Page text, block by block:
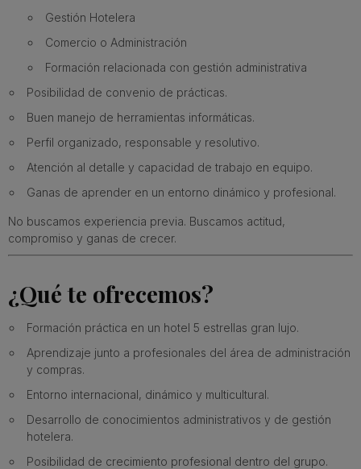
Gestión Hotelera
Comercio o Administración
Formación relacionada con gestión administrativa
Posibilidad de convenio de prácticas.
Buen manejo de herramientas informáticas.
Perfil organizado, responsable y resolutivo.
Atención al detalle y capacidad de trabajo en equipo.
Ganas de aprender en un entorno dinámico y profesional.
No buscamos experiencia previa. Buscamos actitud,
compromiso y ganas de crecer.
¿Qué te ofrecemos?
Formación práctica en un hotel 5 estrellas gran lujo.
Aprendizaje junto a profesionales del área de administración
y compras.
Entorno internacional, dinámico y multicultural.
Desarrollo de conocimientos administrativos y de gestión
hotelera.
Posibilidad de crecimiento profesional dentro del grupo.